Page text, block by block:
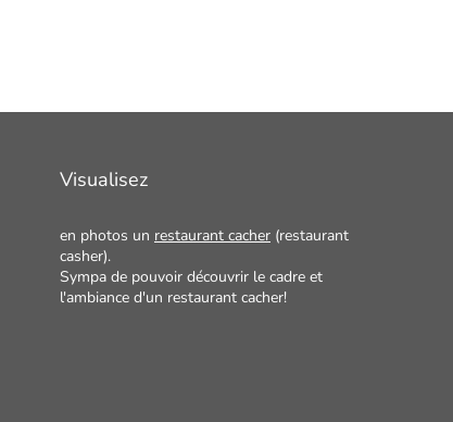
Visualisez
en photos un restaurant cacher (restaurant
casher).
Sympa de pouvoir découvrir le cadre et
l'ambiance d'un restaurant cacher!